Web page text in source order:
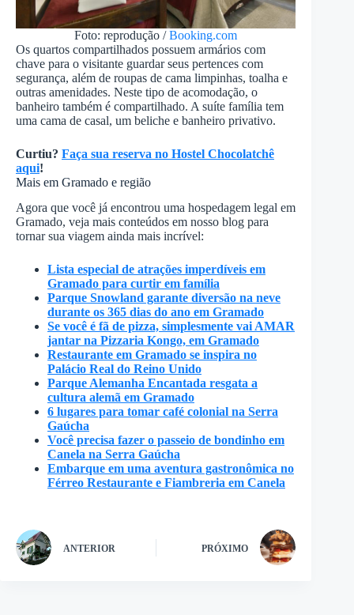
Foto: reprodução /Booking.com
Os quartos compartilhados possuem armários com
chave para o visitante guardar seus pertences com
segurança, além de roupas de cama limpinhas, toalha e
outras amenidades. Neste tipo de acomodação, o
banheiro também é compartilhado. A suíte família tem
uma cama de casal, um beliche e banheiro privativo.
Curtiu? Faça sua reserva no Hostel Chocolatchê
aqui!
Mais em Gramado e região
Agora que você já encontrou uma hospedagem legal em
Gramado, veja mais conteúdos em nosso blog para
tornar sua viagem ainda mais incrível:
Lista especial de atrações imperdíveis em
Gramado para curtir em família
Parque Snowland garante diversão na neve
durante os 365 dias do ano em Gramado
Se você é fã de pizza, simplesmente vai AMAR
jantar na Pizzaria Kongo, em Gramado
Restaurante em Gramado se inspira no
Palácio Real do Reino Unido
Parque Alemanha Encantada resgata a
cultura alemã em Gramado
6 lugares para tomar café colonial na Serra
Gaúcha
Você precisa fazer o passeio de bondinho em
Canela na Serra Gaúcha
Embarque em uma aventura gastronômica no
Férreo Restaurante e Fiambreria em Canela
ANTERIOR PRÓXIMO